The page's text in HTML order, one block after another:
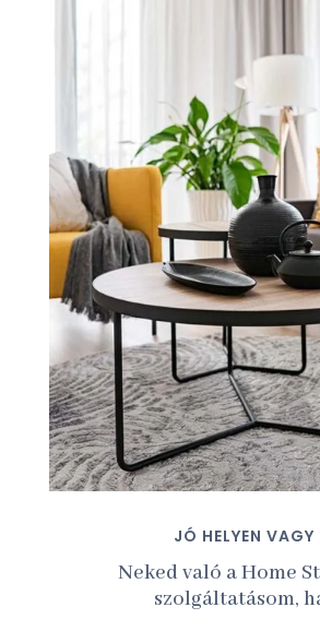
JÓ HELYEN VAGY
Neked való a Home
szolgáltatásom,